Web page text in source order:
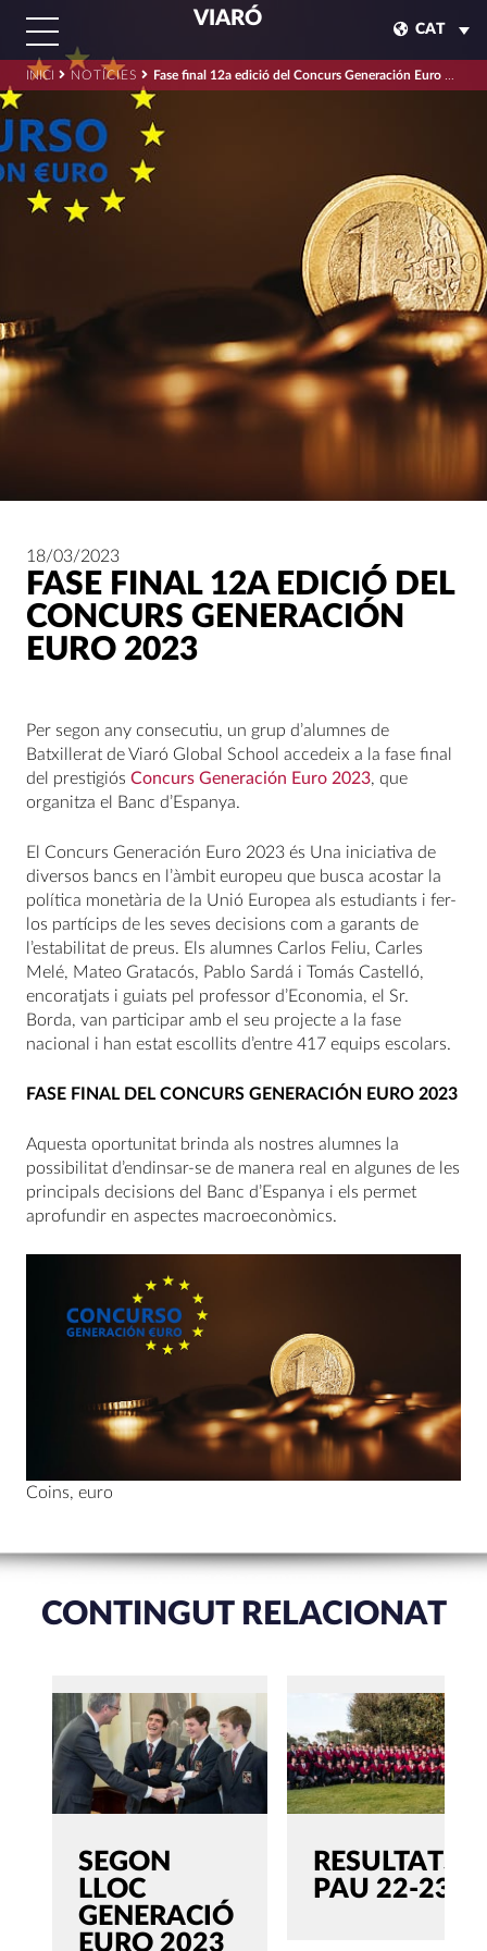
VIARÓ
CAT
INICI NOTÍCIES Fase final 12a edició del Concurs Generación Euro 2023
18/03/2023
FASE FINAL 12A EDICIÓ DEL
CONCURS GENERACIÓN
EURO 2023
Per segon any consecutiu, un grup d’alumnes de
Batxillerat de Viaró Global School accedeix a la fase final
del prestigiós Concurs Generación Euro 2023, que
organitza el Banc d’Espanya.
El Concurs Generación Euro 2023 és Una iniciativa de
diversos bancs en l’àmbit europeu que busca acostar la
política monetària de la Unió Europea als estudiants i fer-
los partícips de les seves decisions com a garants de
l’estabilitat de preus. Els alumnes Carlos Feliu, Carles
Melé, Mateo Gratacós, Pablo Sardá i Tomás Castelló,
encoratjats i guiats pel professor d’Economia, el Sr.
Borda, van participar amb el seu projecte a la fase
nacional i han estat escollits d’entre 417 equips escolars.
FASE FINAL DEL CONCURS GENERACIÓN EURO 2023
Aquesta oportunitat brinda als nostres alumnes la
possibilitat d’endinsar-se de manera real en algunes de les
principals decisions del Banc d’Espanya i els permet
aprofundir en aspectes macroeconòmics.
Coins, euro
CONTINGUT RELACIONAT
SEGON
LLOC
GENERACIÓ
EURO 2023
RESULTATS
PAU 22-23